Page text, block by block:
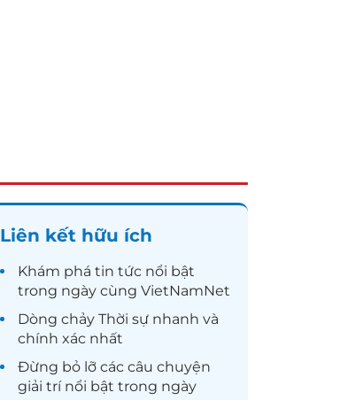
Liên kết hữu ích
Khám phá tin tức nổi bật
trong ngày cùng VietNamNet
Dòng chảy Thời sự nhanh và
chính xác nhất
Đừng bỏ lỡ các câu chuyện
giải trínổi bật trong ngày